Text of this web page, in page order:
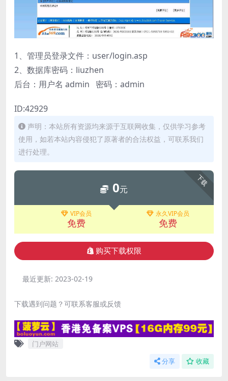
1、管理员登录文件：user/login.asp
2、数据库密码：liuzhen
后台：用户名 admin 密码：admin
ID:42929
声明：本站所有资源均来源于互联网收集，仅供学习参考
使用，如若本站内容侵犯了原著者的合法权益，可联系我们
进行处理。
下载
0元
VIP会员
免费
永久VIP会员
免费
购买下载权限
最近更新: 2023-02-19
下载遇到问题？可联系客服或反馈
门户网站
分享 收藏